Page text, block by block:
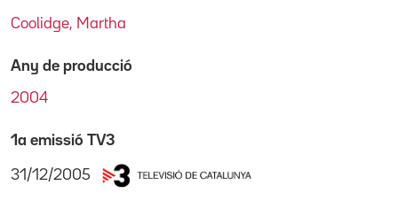
Coolidge, Martha
Any de producció
2004
1a emissió TV3
31/12/2005